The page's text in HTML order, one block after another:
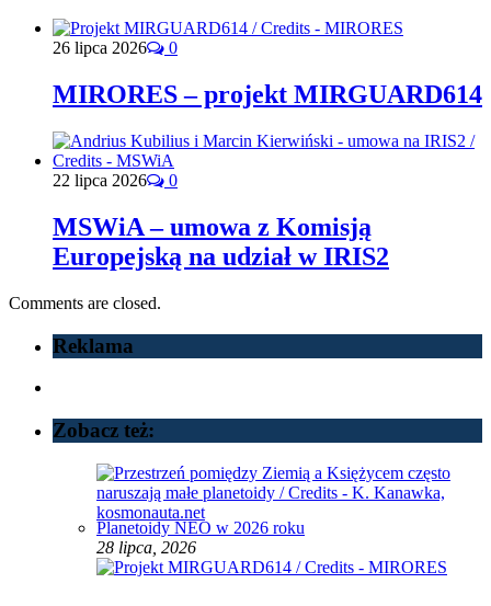
26 lipca 2026 0
MIRORES – projekt MIRGUARD614
22 lipca 2026 0
MSWiA – umowa z Komisją
Europejską na udział w IRIS2
Comments are closed.
Reklama
Zobacz też:
Planetoidy NEO w 2026 roku
28 lipca, 2026